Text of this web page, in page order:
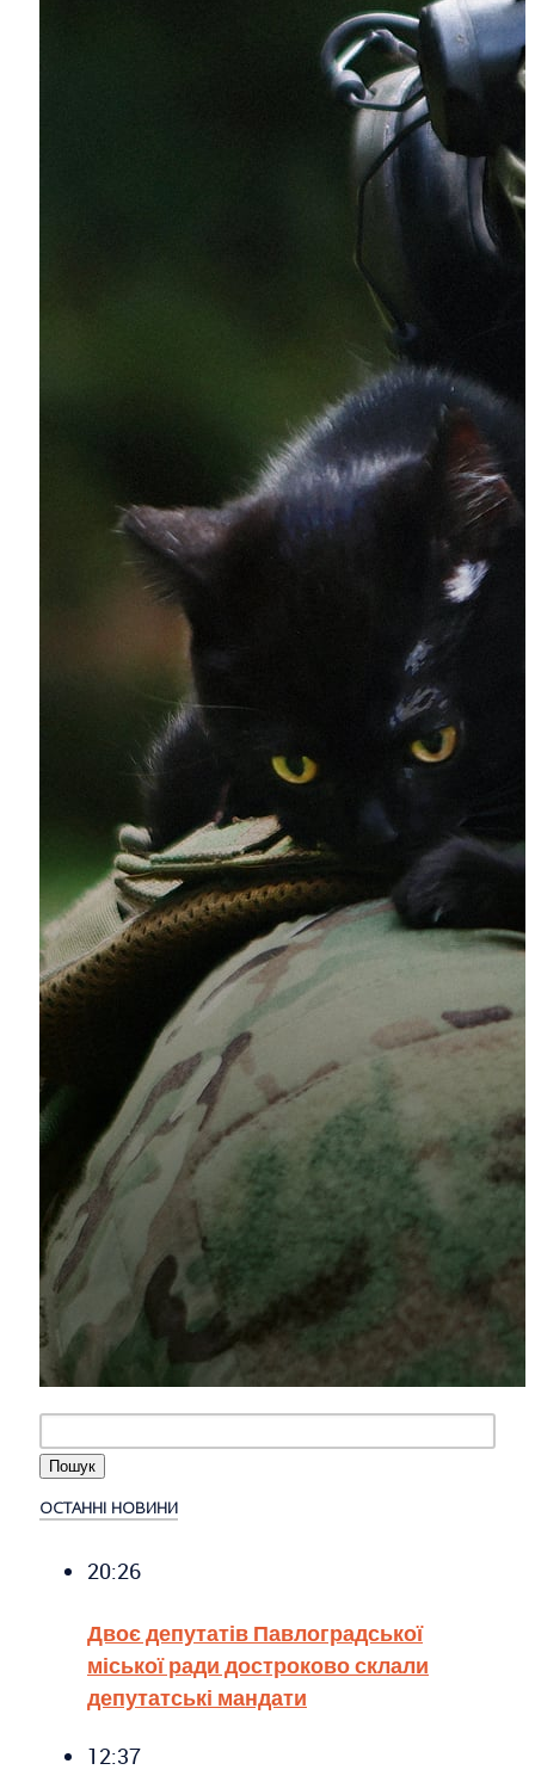
ОСТАННІ НОВИНИ
20:26
Двоє депутатів Павлоградської
міської ради достроково склали
депутатські мандати
12:37